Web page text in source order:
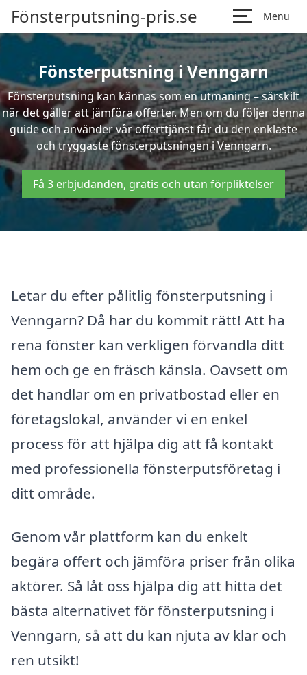
Fönsterputsning-pris.se Menu
Fönsterputsning i Venngarn
Fönsterputsning kan kännas som en utmaning – särskilt
när det gäller att jämföra offerter. Men om du följer denna
guide och använder vår offerttjänst får du den enklaste
och tryggaste fönsterputsningen i Venngarn.
Få 3 erbjudanden, gratis och utan förpliktelser
Letar du efter pålitlig fönsterputsning i
Venngarn? Då har du kommit rätt! Att ha
rena fönster kan verkligen förvandla ditt
hem och ge en fräsch känsla. Oavsett om
det handlar om en privatbostad eller en
företagslokal, använder vi en enkel
process för att hjälpa dig att få kontakt
med professionella fönsterputsföretag i
ditt område.
Genom vår plattform kan du enkelt
begära offert och jämföra priser från olika
aktörer. Så låt oss hjälpa dig att hitta det
bästa alternativet för fönsterputsning i
Venngarn, så att du kan njuta av klar och
ren utsikt!